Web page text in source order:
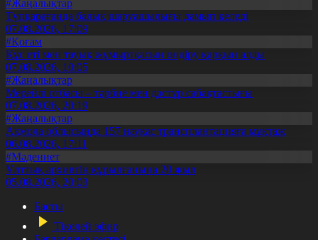
#Жаңалықтар
Түпқарағанда балық шаруашылығы дамып келеді
07.08.2026, 17:09
#Қоғам
Құс еті мен тауық жұмыртқасын өндіру қарқын алды
07.08.2026, 10:05
#Жаңалықтар
Мерейлі отбасы – тәрбие мен дәстүр сабақтастығы
07.08.2026, 20:19
#Жаңалықтар
Ақмола облысында 157 науқас трансплантацияға мұқтаж
06.08.2026, 17:11
#Мәдениет
Ұлттық архивтің құрылғанына 20 жыл
05.08.2026, 20:03
Басты
Тікелей эфир